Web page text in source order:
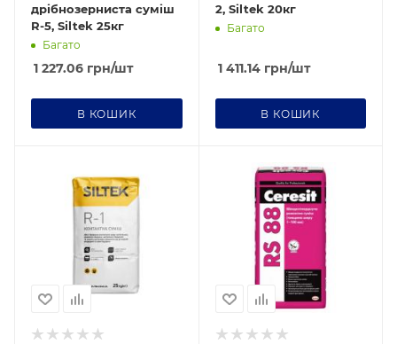
дрібнозерниста суміш
R-5, Siltek 25кг
Багато
1 227.06 грн/шт
В КОШИК
2, Siltek 20кг
Багато
1 411.14грн/шт
В КОШИК